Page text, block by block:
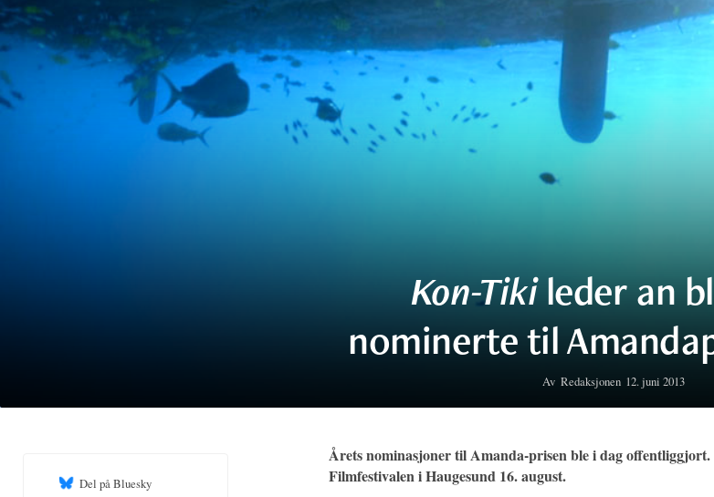
Kon-Tikileder an
nominerte til
Av Redaksjonen 12. juni 2013
Årets nominasjoner til Amanda-prisen ble i dag offentliggjort.
Filmfestivalen i Haugesund 16. august.
Del på Bluesky